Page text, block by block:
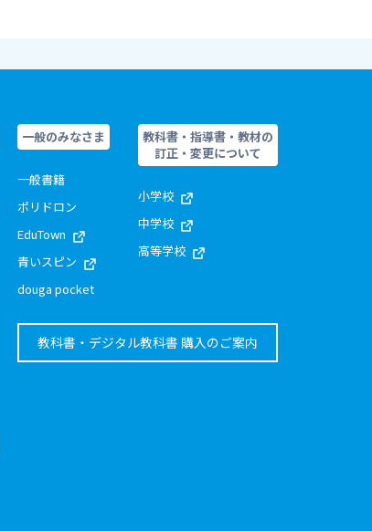
一般のみなさま
一般書籍
ポリドロン
EduTown
青いスピン
douga pocket
教科書・指導書・教材の
訂正・変更について
小学校
中学校
高等学校
教科書・デジタル教科書 購入のご案内